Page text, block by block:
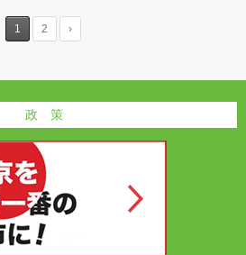
1 2 ›
政 策